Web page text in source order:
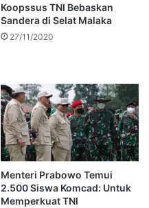
Koopssus TNI Bebaskan
Sandera di Selat Malaka
27/11/2020
Menteri Prabowo Temui
2.500 Siswa Komcad: Untuk
Memperkuat TNI